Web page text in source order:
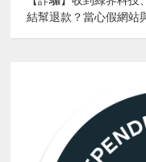
結幫退款？當心假網站